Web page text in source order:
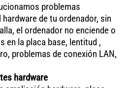
problemas
de tu ordenador, sin
el ordenador no enciende o
en la placa base, lentitud ,
problemas de conexión LAN,
hardware